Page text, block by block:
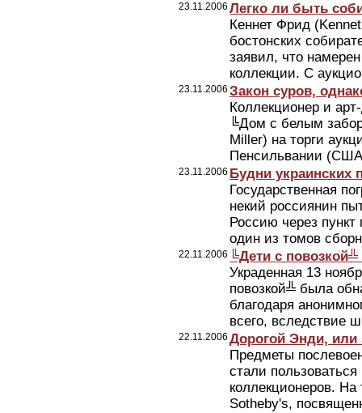
23.11.2006 Легко ли быть
Кеннет Фрид
бостонских
заявил, что
коллекции. С
23.11.2006 Закон суров,
Коллекционер и
╚Дом с белым
Miller) на торги
Пенсильвании
23.11.2006 Будни украинских
Государственная
некий россиянин
Россию через пункт
один из томов
22.11.2006 ╚Дети с
Украденная 13
повозкой╩ была
благодаря
всего, вследствие
22.11.2006 Дорогой Энди, или
Предметы
стали
коллекционеров.
Sotheby's,